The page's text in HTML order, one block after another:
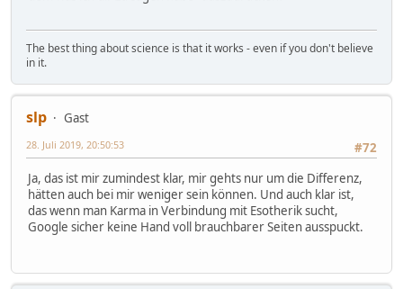
The best thing about science is that it works - even if you don't believe
in it.
slp
Gast
#72
28. Juli 2019, 20:50:53
Ja, das ist mir zumindest klar, mir gehts nur um die Differenz,
hätten auch bei mir weniger sein können. Und auch klar ist,
das wenn man Karma in Verbindung mit Esotherik sucht,
Google sicher keine Hand voll brauchbarer Seiten ausspuckt.